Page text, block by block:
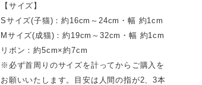
【サイズ】
Sサイズ(子猫)：約16cm～24cm・幅 約1cm
Mサイズ(成猫)：約19cm～32cm・幅 約1cm
リボン：約5cm×約7cm
※必ず首周りのサイズを計ってからご購入を
お願いいたします。目安は人間の指が2、3本